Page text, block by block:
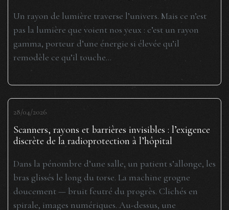
Un rayon de lumière traverse l’univers. Mais ce n’est
pas la lumière que voient nos yeux : c’est un rayon
gamma, porteur d’une énergie si élevée qu’il
remodèle ce qu’il touche...
28/04/2026
Scanners, rayons et barrières invisibles : l’exigence
discrète de la radioprotection à l’hôpital
Dans la pénombre d’une salle, un patient s’allonge, les
bras glissés le long du torse. La machine grogne
doucement — bruit feutré du progrès. Clichés en
spirale, images numériques. Au-dessus, une